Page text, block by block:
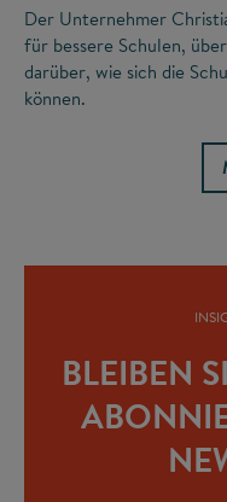
Der Unternehmer
für bessere Schulen,
darüber, wie sich die
können.
BLEIBEN